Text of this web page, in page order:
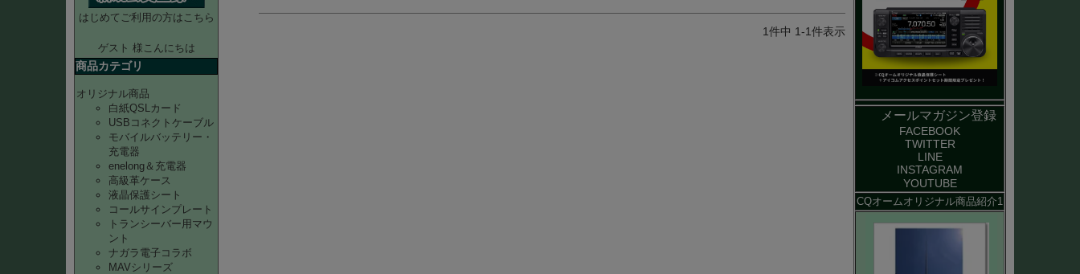
はじめてご利用の方はこちら
ゲスト 様こんにちは
商品カテゴリ
オリジナル商品
白紙QSLカード
USBコネクトケーブル
モバイルバッテリー・
充電器
enelong＆充電器
高級革ケース
液晶保護シート
コールサインプレート
トランシーバー用マウ
ント
ナガラ電子コラボ
MAVシリーズ
1件中 1-1件表示
メールマガジン登録
FACEBOOK
TWITTER
LINE
INSTAGRAM
YOUTUBE
CQオームオリジナル商品紹介1